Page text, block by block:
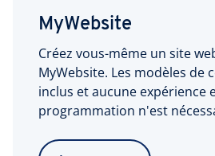
MyWebsite
Créez vous-même un site
MyWebsite. Les modèles de
inclus et aucune expérience
programmation n'est